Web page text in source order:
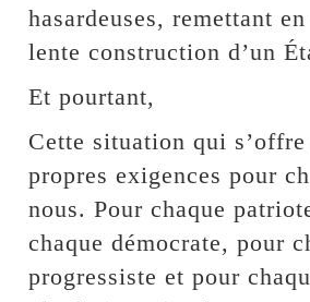
hasardeuses, remettant
lente construction d’un
Et pourtant,
Cette situation qui s’offre
propres exigences pour
nous. Pour chaque
chaque démocrate, pour
progressiste et pour